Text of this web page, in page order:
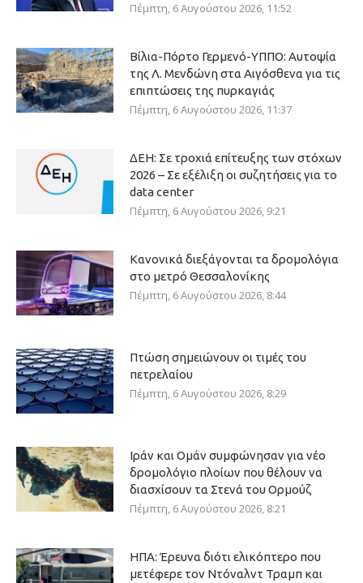
Πέμπτη, 6 Αυγούστου 2026, 11:52
Βίλια-Πόρτο Γερμενό-ΥΠΠΟ: Αυτοψία
της Λ. Μενδώνη στα Αιγόσθενα για τις
επιπτώσεις της πυρκαγιάς
Πέμπτη, 6 Αυγούστου 2026, 11:37
ΔΕΗ: Σε τροχιά επίτευξης των στόχων
2026 – Σε εξέλιξη οι συζητήσεις για το
data center
Πέμπτη, 6 Αυγούστου 2026, 9:21
Κανονικά διεξάγονται τα δρομολόγια
στο μετρό Θεσσαλονίκης
Πέμπτη, 6 Αυγούστου 2026, 8:44
Πτώση σημειώνουν οι τιμές του
πετρελαίου
Πέμπτη, 6 Αυγούστου 2026, 8:29
Ιράν και Ομάν συμφώνησαν για νέο
δρομολόγιο πλοίων που θέλουν να
διασχίσουν τα Στενά του Ορμούζ
Πέμπτη, 6 Αυγούστου 2026, 8:21
ΗΠΑ: Έρευνα διότι ελικόπτερο που
μετέφερε τον Ντόναλντ Τραμπ και